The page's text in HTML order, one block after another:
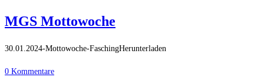
MGS Mottowoche
30.01.2024-Mottowoche-FaschingHerunterladen
0 Kommentare